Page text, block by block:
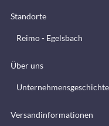
Standorte
Reimo - Egelsbach
Über uns
Unternehmensgeschichte
Versandinformationen